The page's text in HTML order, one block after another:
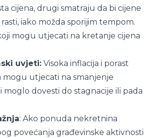
cijena, drugi smatraju da bi cijene
iako možda sporijim tempom.
mogu utjecati na kretanje cijena
uvjeti: Visoka inflacija i porast
mogu utjecati na smanjenje
moglo dovesti do stagnacije ili pada
: Ako ponuda nekretnina
povećanja građevinske aktivnosti